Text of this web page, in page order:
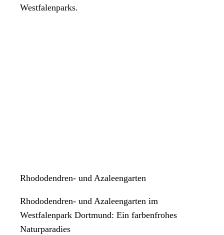
Westfalenparks.
Rhododendren- und Azaleengarten
Rhododendren- und Azaleengarten im
Westfalenpark Dortmund: Ein farbenfrohes
Naturparadies